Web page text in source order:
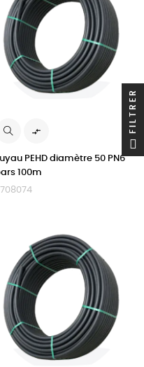

PEHD diamètre 50 PN6
100m
FILTRER